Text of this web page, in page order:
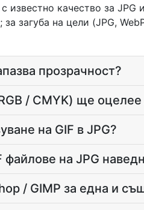
известно качество за JPG
за загуба на цели (JPG,
прозрачност?
/ CMYK) ще оцелее
на GIF в JPG?
файлове на JPG
/ GIMP за една и